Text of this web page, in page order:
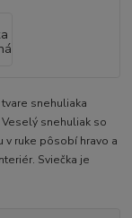
snehuliaka
snehuliak so
v ruke pôsobí hravo a
Sviečka je